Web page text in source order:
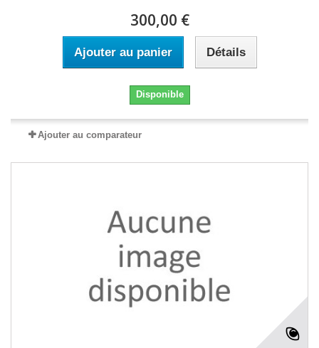
300,00 €
Ajouter au panier Détails
Disponible
Ajouter au comparateur